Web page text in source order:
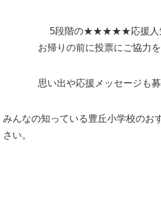
5段階の★★★★★応援人
お帰りの前に投票にご協力を
思い出や応援メッセージも募
みんなの知っている豊丘小学校のお
さい。